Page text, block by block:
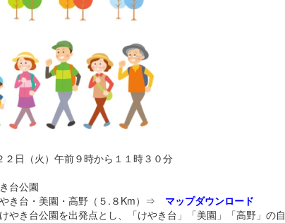
２日（火）午前９時から１１時３０分
台公園
き台・美園・高野（５.８Km）⇒
マップダウンロード
やき台公園を出発点とし、「けやき台」「美園」「高野」の